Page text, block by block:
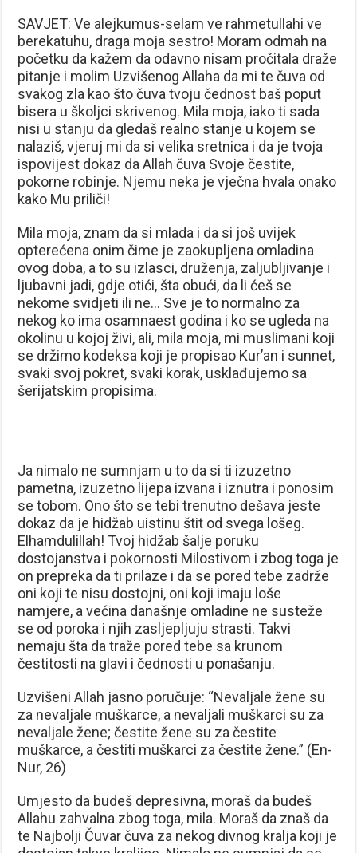
SAVJET: Ve alejkumus-selam ve rahmetullahi ve
berekatuhu, draga moja sestro! Moram odmah na
početku da kažem da odavno nisam pročitala draže
pitanje i molim Uzvišenog Allaha da mi te čuva od
svakog zla kao što čuva tvoju čednost baš poput
bisera u školjci skrivenog. Mila moja, iako ti sada
nisi u stanju da gledaš realno stanje u kojem se
nalaziš, vjeruj mi da si velika sretnica i da je tvoja
ispovijest dokaz da Allah čuva Svoje čestite,
pokorne robinje. Njemu neka je vječna hvala onako
kako Mu priliči!
Mila moja, znam da si mlada i da si još uvijek
opterećena onim čime je zaokupljena omladina
ovog doba, a to su izlasci, druženja, zaljubljivanje i
ljubavni jadi, gdje otići, šta obući, da li ćeš se
nekome svidjeti ili ne… Sve je to normalno za
nekog ko ima osamnaest godina i ko se ugleda na
okolinu u kojoj živi, ali, mila moja, mi muslimani koji
se držimo kodeksa koji je propisao Kur’an i sunnet,
svaki svoj pokret, svaki korak, usklađujemo sa
šerijatskim propisima.
Ja nimalo ne sumnjam u to da si ti izuzetno
pametna, izuzetno lijepa izvana i iznutra i ponosim
se tobom. Ono što se tebi trenutno dešava jeste
dokaz da je hidžab uistinu štit od svega lošeg.
Elhamdulillah! Tvoj hidžab šalje poruku
dostojanstva i pokornosti Milostivom i zbog toga je
on prepreka da ti prilaze i da se pored tebe zadrže
oni koji te nisu dostojni, oni koji imaju loše
namjere, a većina današnje omladine ne susteže
se od poroka i njih zasljepljuju strasti. Takvi
nemaju šta da traže pored tebe sa krunom
čestitosti na glavi i čednosti u ponašanju.
Uzvišeni Allah jasno poručuje: “Nevaljale žene su
za nevaljale muškarce, a nevaljali muškarci su za
nevaljale žene; čestite žene su za čestite
muškarce, a čestiti muškarci za čestite žene.” (En-
Nur, 26)
Umjesto da budeš depresivna, moraš da budeš
Allahu zahvalna zbog toga, mila. Moraš da znaš da
te Najbolji Čuvar čuva za nekog divnog kralja koji je